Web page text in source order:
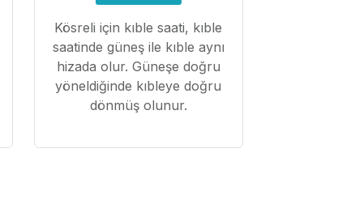
Kösreli için kıble saati, kıble
saatinde güneş ile kıble aynı
hizada olur. Güneşe doğru
yöneldiğinde kıbleye doğru
dönmüş olunur.